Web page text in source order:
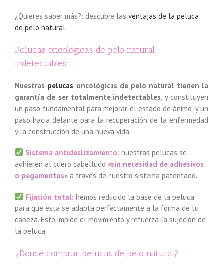
¿Quieres saber más?: descubre las ventajas de la peluca
de pelo natural.
Pelucas oncológicas de pelo natural
indetectables
Nuestras pelucas oncológicas de pelo natural tienen la
garantía de ser totalmente indetectables , y constituyen
un paso fundamental para mejorar el estado de ánimo, y un
paso hacia delante para la recuperación de la enfermedad
y la construcción de una nueva vida.
Sistema antideslizamiento: nuestras pelucas se
adhieren al cuero cabelludo «sin necesidad de adhesivos
o pegamentos» a través de nuestro sistema patentado.
Fijación total: hemos reducido la base de la peluca
para que esta se adapta perfectamente a la forma de tu
cabeza. Esto impide el movimiento y refuerza la sujeción de
la peluca.
¿Dónde comprar pelucas de pelo natural?